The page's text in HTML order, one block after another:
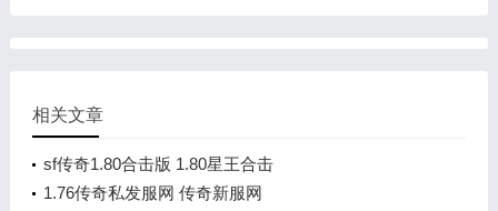
相关文章
sf传奇1.80合击版 1.80星王合击
1.76传奇私发服网 传奇新服网